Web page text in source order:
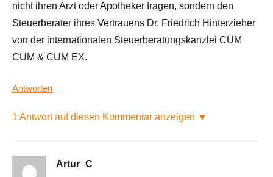
nicht ihren Arzt oder Apotheker fragen, sondern den
Steuerberater ihres Vertrauens Dr. Friedrich Hinterzieher
von der internationalen Steuerberatungskanzlei CUM
CUM & CUM EX.
Antworten
1 Antwort auf diesen Kommentar anzeigen ▼
Artur_C